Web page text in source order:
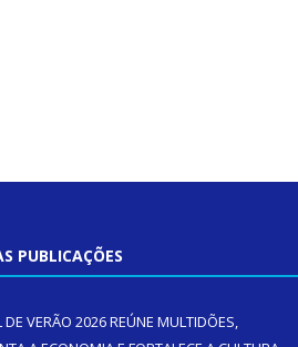
PUBLICAÇÕES
DE VERÃO 2026 REÚNE MULTIDÕES,